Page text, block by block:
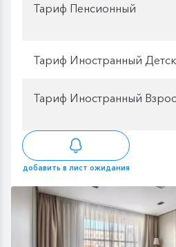
Тариф Пенсионный
Тариф Иностранный
Тариф Иностранный
добавить в лист ожидания